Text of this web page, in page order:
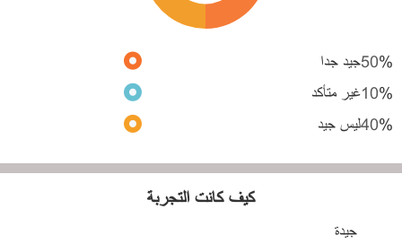
جيد جدا50%
غير متأكد10%
ليس جيد40%
كيف كانت التجربة
جيدة